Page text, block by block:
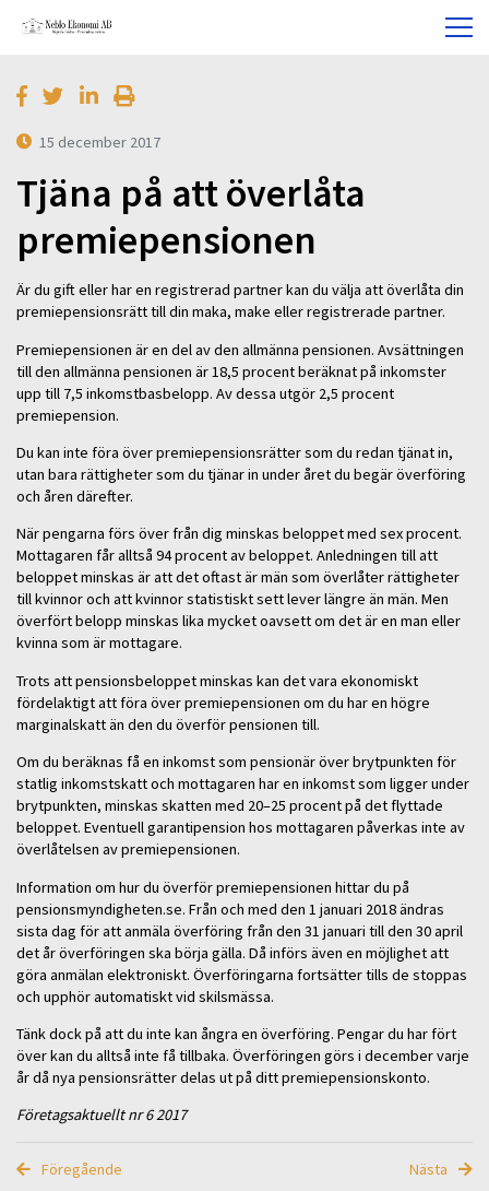
15 december 2017
Tjäna på att överlåta
premiepensionen
Är du gift eller har en registrerad partner kan du välja att överlåta din
premiepensionsrätt till din maka, make eller registrerade partner.
Premiepensionen är en del av den allmänna pensionen. Avsättningen
till den allmänna pensionen är 18,5 procent beräknat på inkomster
upp till 7,5 inkomstbasbelopp. Av dessa utgör 2,5 procent
premiepension.
Du kan inte föra över premiepensionsrätter som du redan tjänat in,
utan bara rättigheter som du tjänar in under året du begär överföring
och åren därefter.
När pengarna förs över från dig minskas beloppet med sex procent.
Mottagaren får alltså 94 procent av beloppet. Anledningen till att
beloppet minskas är att det oftast är män som överlåter rättigheter
till kvinnor och att kvinnor statistiskt sett lever längre än män. Men
överfört belopp minskas lika mycket oavsett om det är en man eller
kvinna som är mottagare.
Trots att pensionsbeloppet minskas kan det vara ekonomiskt
fördelaktigt att föra över premiepensionen om du har en högre
marginalskatt än den du överför pensionen till.
Om du beräknas få en inkomst som pensionär över brytpunkten för
statlig inkomstskatt och mottagaren har en inkomst som ligger under
brytpunkten, minskas skatten med 20–25 procent på det flyttade
beloppet. Eventuell garantipension hos mottagaren påverkas inte av
överlåtelsen av premiepensionen.
Information om hur du överför premiepensionen hittar du på
pensionsmyndigheten.se. Från och med den 1 januari 2018 ändras
sista dag för att anmäla överföring från den 31 januari till den 30 april
det år överföringen ska börja gälla. Då införs även en möjlighet att
göra anmälan elektroniskt. Överföringarna fortsätter tills de stoppas
och upphör automatiskt vid skilsmässa.
Tänk dock på att du inte kan ångra en överföring. Pengar du har fört
över kan du alltså inte få tillbaka. Överföringen görs i december varje
år då nya pensionsrätter delas ut på ditt premiepensionskonto.
Företagsaktuellt nr 6 2017
Föregående Nästa